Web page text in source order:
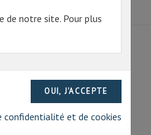
de notre site. Pour plus
confidentialité et de cookies